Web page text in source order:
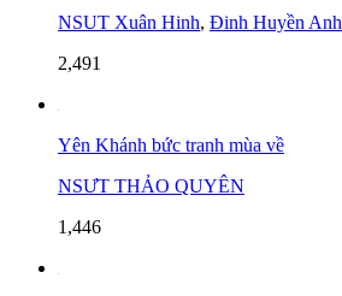
NSUT Xuân Hinh, Đinh Huyền Anh
2,491
Yên Khánh bức tranh mùa về
NSƯT THẢO QUYÊN
1,446